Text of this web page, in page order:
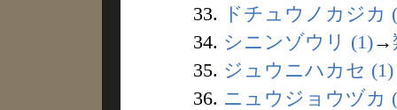
33.
ドチュウノカジカ
34. シニンゾウリ (1)→
35. ジュウニハカセ (1)
36. ニュウジョウヅカ